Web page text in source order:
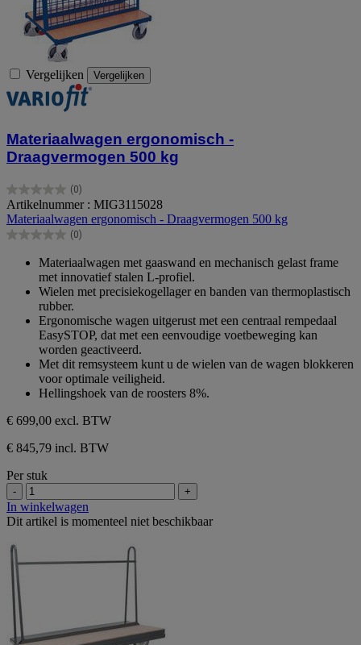
Vergelijken Vergelijken
Materiaalwagen ergonomisch -
Draagvermogen 500 kg
(0)
0.0
van
de
5
Artikelnummer : MIG3115028
Materiaalwagen ergonomisch - Draagvermogen 500 kg
(0)
0.0
sterren.
Materiaalwagen met gaaswand en mechanisch gelast frame
met innovatief stalen L-profiel.
Wielen met precisiekogellager en banden van thermoplastisch
rubber.
Ergonomische wagen uitgerust met een centraal rempedaal
EasySTOP, dat met een eenvoudige voetbeweging kan
worden geactiveerd.
Met dit remsysteem kunt u de wielen van de wagen blokkeren
voor optimale veiligheid.
Hellingshoek van de roosters 8%.
€ 699,00 excl. BTW
€ 845,79 incl. BTW
Per stuk
- +
In winkelwagen
Dit artikel is momenteel niet beschikbaar